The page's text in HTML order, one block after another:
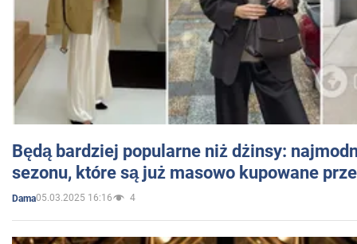
Będą bardziej popularne niż dżinsy:
sezonu, które są już masowo kupowane
Dama05.03.2025 16:16 4